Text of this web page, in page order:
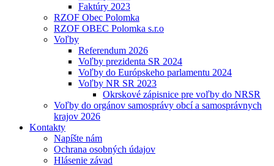
Faktúry 2023
RZOF Obec Polomka
RZOF OBEC Polomka s.r.o
Voľby
Referendum 2026
Voľby prezidenta SR 2024
Voľby do Európskeho parlamentu 2024
Voľby NR SR 2023
Okrskové zápisnice pre voľby do NRSR
Voľby do orgánov samosprávy obcí a samosprávnych
krajov 2026
Kontakty
Napíšte nám
Ochrana osobných údajov
Hlásenie závad